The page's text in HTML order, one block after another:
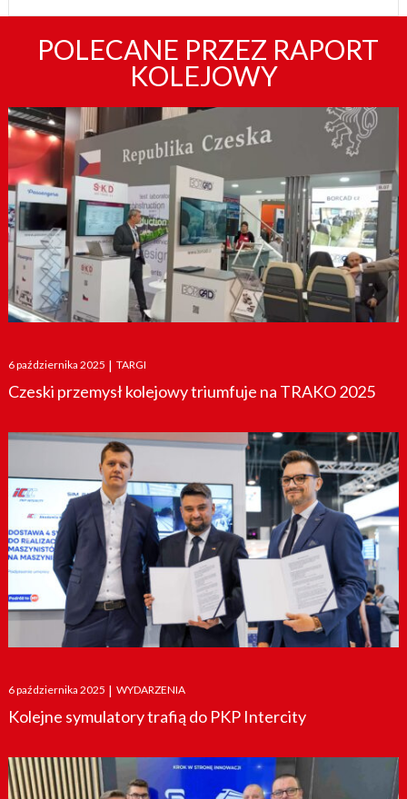
POLECANE PRZEZ RAPORT
KOLEJOWY
Posted
on
6 października 2025 | TARGI
Czeski przemysł kolejowy triumfuje na TRAKO 2025
Posted
on
6 października 2025 | WYDARZENIA
Kolejne symulatory trafią do PKP Intercity